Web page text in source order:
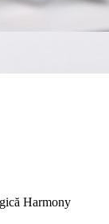
Harmony